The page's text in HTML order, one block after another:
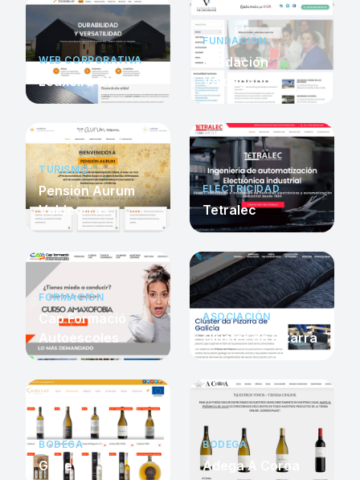
WEB CORPORATIVA
Louxeira BV
FUNDACIÓN
Fundación
Valdegodos
TURISMO
Pensión Aurum
Valdeorras
ELECTRICIDAD
Tetralec
FORMACIÓN
Cap Formació
ASOCIACIÓN
Cluster da Pizarra
BODEGA
Godeval
BODEGA
Adega A Coroa